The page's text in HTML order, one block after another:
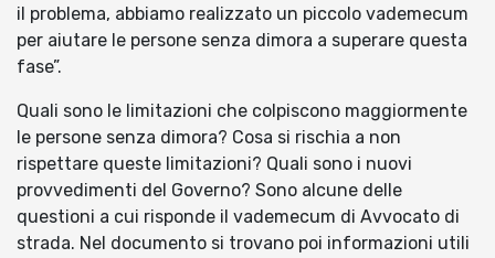
il problema, abbiamo realizzato un piccolo vademecum
per aiutare le persone senza dimora a superare questa
fase”.
Quali sono le limitazioni che colpiscono maggiormente
le persone senza dimora? Cosa si rischia a non
rispettare queste limitazioni? Quali sono i nuovi
provvedimenti del Governo? Sono alcune delle
questioni a cui risponde il vademecum di Avvocato di
strada. Nel documento si trovano poi informazioni utili